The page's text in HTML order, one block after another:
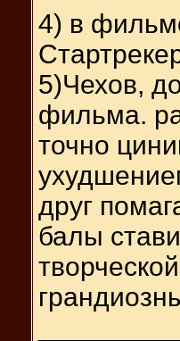
4) в
5)Чехов,
фильма.
точно
друг
балы